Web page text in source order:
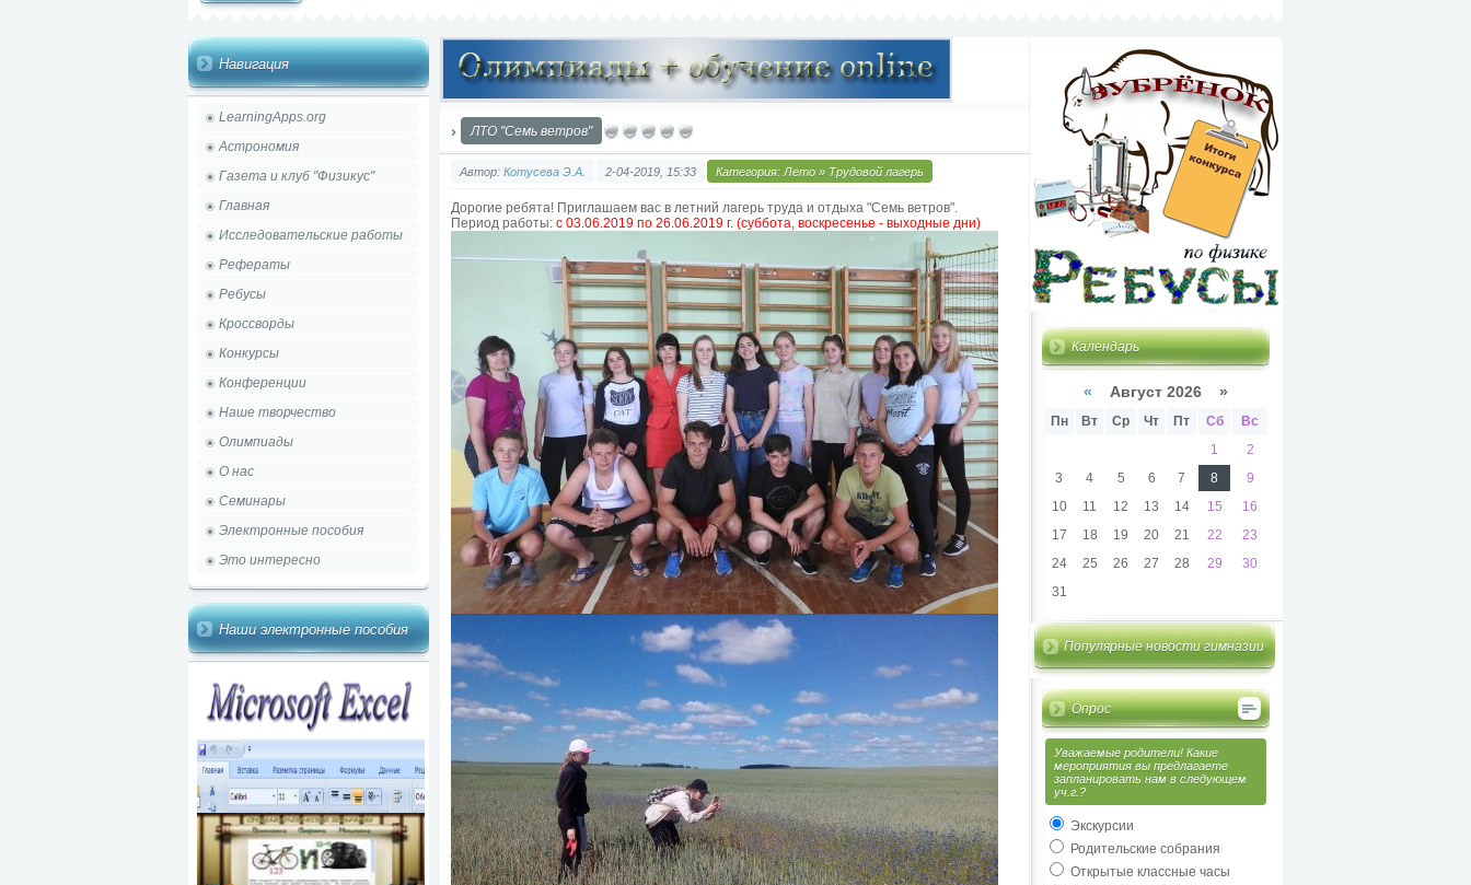
Навигация
LearningApps.org
Астрономия
Газета и клуб "Физикус"
Главная
Исследовательские работы
Рефераты
Ребусы
Кроссворды
Конкурсы
Конференции
Наше творчество
Олимпиады
О нас
Семинары
Электронные пособия
Это интересно
Наши электронные пособия
ЛТО "Семь ветров"
Автор: Котусева Э.А. 2-04-2019, 15:33 Категория: Лето » Трудовой лагерь
Дорогие ребята! Приглашаем вас в летний лагерь труда и отдыха "Семь ветров".
Период работы: с 03.06.2019 по 26.06.2019 г. (суббота, воскресенье - выходные дни)
Календарь
« Август 2026 »
Пн Вт Ср Чт Пт Сб
Вс
1
2
3
4 5 6 7 8
9
10
11 12 13 14 15
16
17
18 19 20 21 22
23
24
25 26 27 28 29
30
31
Популярные новости гимназии
Опрос
Уважаемые родители! Какие
мероприятия вы предлагаете
запланировать нам в следующем
уч.г.?
Экскурсии
Родительские собрания
Открытые классные часы